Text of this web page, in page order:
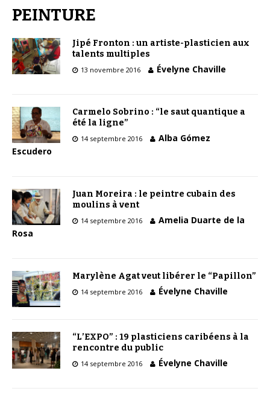
PEINTURE
Jipé Fronton : un artiste-plasticien aux
talents multiples
13 novembre 2016 Évelyne Chaville
Carmelo Sobrino : “le saut quantique a
été la ligne”
14 septembre 2016
Alba Gómez
Escudero
Juan Moreira : le peintre cubain des
moulins à vent
14 septembre 2016
Amelia Duarte de la
Rosa
Marylène Agat veut libérer le “Papillon”
14 septembre 2016 Évelyne Chaville
“L’EXPO” : 19 plasticiens caribéens à la
rencontre du public
14 septembre 2016 Évelyne Chaville